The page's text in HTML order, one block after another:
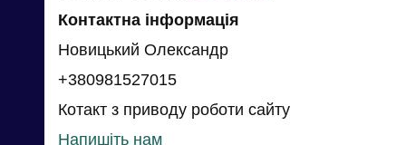
Контактна інформація
Новицький Олександр
+380981527015
Котакт з приводу роботи сайту
Напишіть нам